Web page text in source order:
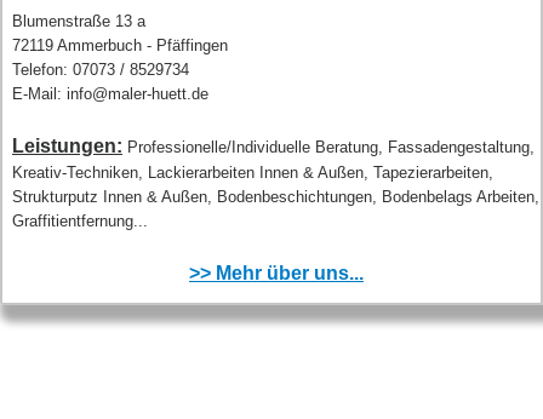
Blumenstraße 13 a
72119 Ammerbuch - Pfäffingen
Telefon: 07073 / 8529734
E-Mail: info@maler-huett.de
Leistungen: Professionelle/Individuelle Beratung, Fassadengestaltung,
Kreativ-Techniken, Lackierarbeiten Innen & Außen, Tapezierarbeiten,
Strukturputz Innen & Außen, Bodenbeschichtungen, Bodenbelags Arbeiten,
Graffitientfernung...
>> Mehr über uns...